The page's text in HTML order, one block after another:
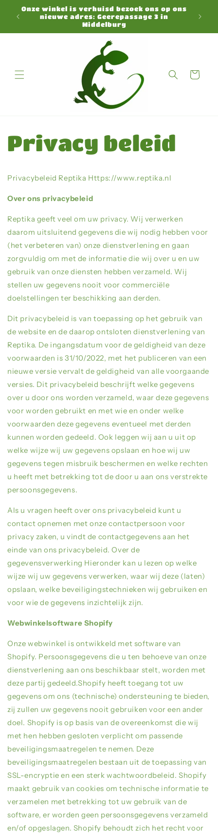
zum
Inhalt
Onze winkel is verhuisd bezoek ons op ons
nieuwe adres: Geerepassage 3 in
Middelburg
Warenkorb
Privacy beleid
Privacybeleid Reptika Https://www.reptika.nl
Over ons privacybeleid
Reptika geeft veel om uw privacy. Wij verwerken
daarom uitsluitend gegevens die wij nodig hebben voor
(het verbeteren van) onze dienstverlening en gaan
zorgvuldig om met de informatie die wij over u en uw
gebruik van onze diensten hebben verzameld. Wij
stellen uw gegevens nooit voor commerciële
doelstellingen ter beschikking aan derden.
Dit privacybeleid is van toepassing op het gebruik van
de website en de daarop ontsloten dienstverlening van
Reptika. De ingangsdatum voor de geldigheid van deze
voorwaarden is 31/10/2022, met het publiceren van een
nieuwe versie vervalt de geldigheid van alle voorgaande
versies. Dit privacybeleid beschrijft welke gegevens
over u door ons worden verzameld, waar deze gegevens
voor worden gebruikt en met wie en onder welke
voorwaarden deze gegevens eventueel met derden
kunnen worden gedeeld. Ook leggen wij aan u uit op
welke wijze wij uw gegevens opslaan en hoe wij uw
gegevens tegen misbruik beschermen en welke rechten
u heeft met betrekking tot de door u aan ons verstrekte
persoonsgegevens.
Als u vragen heeft over ons privacybeleid kunt u
contact opnemen met onze contactpersoon voor
privacy zaken, u vindt de contactgegevens aan het
einde van ons privacybeleid. Over de
gegevensverwerking Hieronder kan u lezen op welke
wijze wij uw gegevens verwerken, waar wij deze (laten)
opslaan, welke beveiligingstechnieken wij gebruiken en
voor wie de gegevens inzichtelijk zijn.
Webwinkelsoftware Shopify
Onze webwinkel is ontwikkeld met software van
Shopify. Persoonsgegevens die u ten behoeve van onze
dienstverlening aan ons beschikbaar stelt, worden met
deze partij gedeeld.Shopify heeft toegang tot uw
gegevens om ons (technische) ondersteuning te bieden,
zij zullen uw gegevens nooit gebruiken voor een ander
doel. Shopify is op basis van de overeenkomst die wij
met hen hebben gesloten verplicht om passende
beveiligingsmaatregelen te nemen. Deze
beveiligingsmaatregelen bestaan uit de toepassing van
SSL-encryptie en een sterk wachtwoordbeleid. Shopify
maakt gebruik van cookies om technische informatie te
verzamelen met betrekking tot uw gebruik van de
software, er worden geen persoonsgegevens verzameld
en/of opgeslagen. Shopify behoudt zich het recht voor